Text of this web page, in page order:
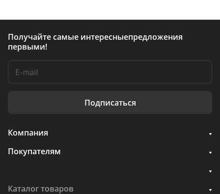
Получайте самые интересныепредложения
первыми!
Подписаться
Компания
Покупателям
Каталог товаров